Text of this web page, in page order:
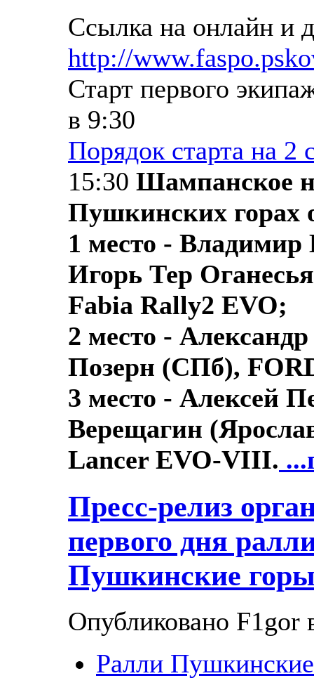
Ссылка на онлайн и
http://
Старт первого
в 9:30
Порядок старта на 2
15:30 Шампанское
Пушкинских горах
1 место -
Игорь Тер
Fabia Rally2 EVO;
2 место -
Позерн (СПб),
3 место - Алексей
Верещагин
Lancer EVO-VIII.
Пресс-релиз
первого дня
Пушкинские
Опубликовано
Ралли